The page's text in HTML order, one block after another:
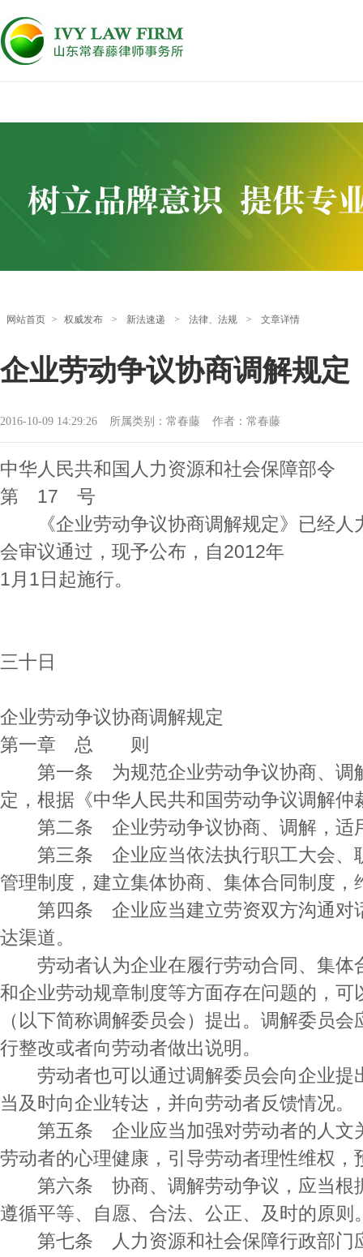
网站首页 > 权威发布 > 新法速递 > 法律、法规 > 文章详情
企业劳动争议协商调解规定
2016-10-09 14:29:26 所属类别：常春藤 作者：常春藤
中华人民共和国人力资源和社会保障部令
第 17 号
《企业劳动争议协商调解规定》已经人
会审议通过，现予公布，自2012年
1月1日起施行。
三十日
企业劳动争议协商调解规定
第一章 总 则
第一条 为规范企业劳动争议协商、调
定，根据《中华人民共和国劳动争议调解仲
第二条 企业劳动争议协商、调解，适
第三条 企业应当依法执行职工大会、
管理制度，建立集体协商、集体合同制度，
第四条 企业应当建立劳资双方沟通对
达渠道。
劳动者认为企业在履行劳动合同、集体
和企业劳动规章制度等方面存在问题的，
（以下简称调解委员会）提出。调解委员
行整改或者向劳动者做出说明。
劳动者也可以通过调解委员会向企业提
当及时向企业转达，并向劳动者反馈情况。
第五条 企业应当加强对劳动者的人文
劳动者的心理健康，引导劳动者理性维权，
第六条 协商、调解劳动争议，应当根
遵循平等、自愿、合法、公正、及时的原则
第七条 人力资源和社会保障行政部门